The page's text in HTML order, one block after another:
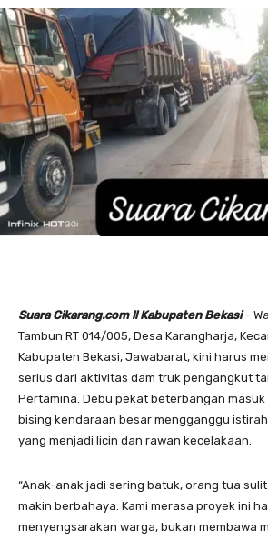
Suara Cikarang.com ll Kabupaten Bekasi –
Tambun RT 014/005, Desa Karangharja,
Kabupaten Bekasi, Jawabarat, kini harus
serius dari aktivitas dam truk pengangkut
Pertamina. Debu pekat beterbangan masuk
bising kendaraan besar mengganggu
yang menjadi licin dan rawan kecelakaan.
“Anak-anak jadi sering batuk, orang tua
makin berbahaya. Kami merasa proyek ini
menyengsarakan warga, bukan membawa